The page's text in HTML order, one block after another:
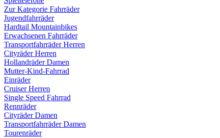
Zur Kategorie Fahrräder
Jugendfahrräder
Hardtail Mountainbikes
Erwachsenen Fahrräder
Transportfahrräder Herren
Cityräder Herren
Hollandräder Damen
Mutter-Kind-Fahrrad
Einräder
Cruiser Herren
Single Speed Fahrrad
Rennräder
Cityräder Damen
Transportfahrräder Damen
Tourenräder